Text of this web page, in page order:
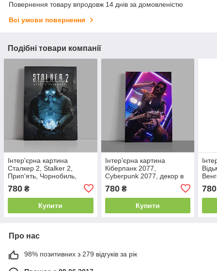
Повернення товару впродовж 14 днів за домовленістю
Всі умови повернення
Подібні товари компанії
Інтер'єрна картина
Сталкер 2, Stalker 2,
Прип'ять, Чорнобиль,
60×43 см
780 ₴
Купити
Інтер'єрна картина
Кіберпанк 2077,
Cyberpunk 2077, декор в
кімнату геймера, 60×40 см
780₴
Купити
780
Про нас
98% позитивних з 279 відгуків за рік